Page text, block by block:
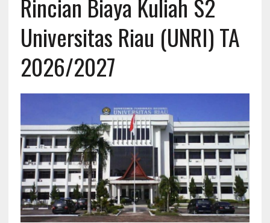
Rincian Biaya Kuliah S2
Universitas Riau (UNRI) TA
2026/2027